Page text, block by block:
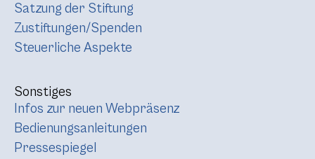
Satzung der Stiftung
Zustiftungen/Spenden
Steuerliche Aspekte
Sonstiges
Infos zur neuen Webpräsenz
Bedienungsanleitungen
Pressespiegel